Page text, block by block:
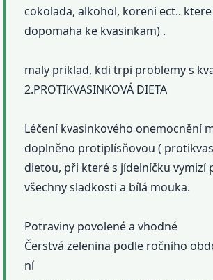
cokolada, alkohol, koreni ect..
dopomaha ke kvasinkam) .
maly priklad, kdi trpi problemy s
2.PROTIKVASINKOVÁ DIETA
Léčení kvasinkového onemocnění
doplněno protiplísňovou (
dietou, při které s jídelníčku vymizí
všechny sladkosti a bílá mouka.
Potraviny povolené a vhodné
Čerstvá zelenina podle ročního
ní